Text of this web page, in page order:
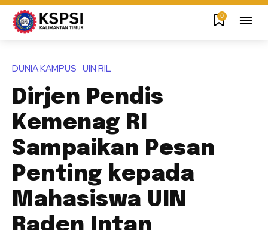
0
DUNIA KAMPUS UIN RIL
Dirjen Pendis
Kemenag RI
Sampaikan Pesan
Penting kepada
Mahasiswa UIN
Raden Intan